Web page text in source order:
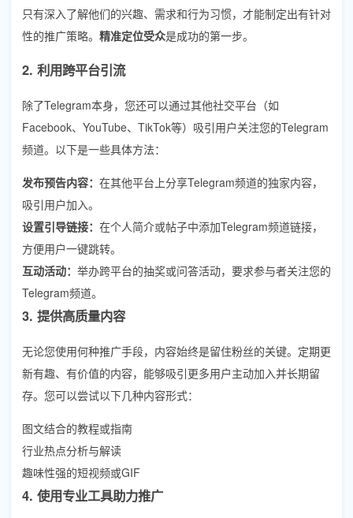
只有深入了解他们的兴趣、需求和行为习惯，才能制定出有针对
性的推广策略。 精准定位受众是成功的第一步。
2. 利用跨平台引流
除了Telegram本身，您还可以通过其他社交平台（如
Facebook、YouTube、TikTok等）吸引用户关注您的Telegram
频道。以下是一些具体方法：
发布预告内容： 在其他平台上分享Telegram频道的独家内容，
吸引用户加入。
设置引导链接： 在个人简介或帖子中添加Telegram频道链接，
方便用户一键跳转。
互动活动： 举办跨平台的抽奖或问答活动，要求参与者关注您的
Telegram频道。
3. 提供高质量内容
无论您使用何种推广手段，内容始终是留住粉丝的关键。定期更
新有趣、有价值的内容，能够吸引更多用户主动加入并长期留
存。您可以尝试以下几种内容形式：
图文结合的教程或指南
行业热点分析与解读
趣味性强的短视频或GIF
4. 使用专业工具助力推广